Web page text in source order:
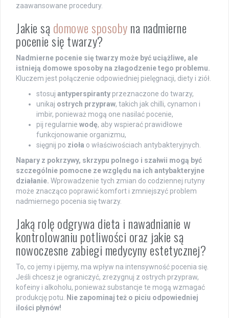
zaawansowane procedury.
Jakie są domowe sposobyna nadmierne
pocenie się twarzy?
Nadmierne pocenie się twarzy może być uciążliwe, ale
istnieją domowe sposoby na złagodzenie tego problemu.
Kluczem jest połączenie odpowiedniej pielęgnacji, diety i ziół.
stosuj antyperspiranty przeznaczone do twarzy,
unikaj ostrych przypraw, takich jak chilli, cynamon i
imbir, ponieważ mogą one nasilać pocenie,
pij regularnie wodę, aby wspierać prawidłowe
funkcjonowanie organizmu,
sięgnij po zioła o właściwościach antybakteryjnych.
Napary z pokrzywy, skrzypu polnego i szałwii mogą być
szczególnie pomocne ze względu na ich antybakteryjne
działanie. Wprowadzenie tych zmian do codziennej rutyny
może znacząco poprawić komfort i zmniejszyć problem
nadmiernego pocenia się twarzy.
Jaką rolę odgrywa dieta i nawadnianie w
kontrolowaniu potliwości oraz jakie są
nowoczesne zabiegi medycyny estetycznej?
To, co jemy i pijemy, ma wpływ na intensywność pocenia się.
Jeśli chcesz je ograniczyć, zrezygnuj z ostrych przypraw,
kofeiny i alkoholu, ponieważ substancje te mogą wzmagać
produkcję potu.
Nie zapominaj też o piciu odpowiedniej
ilości płynów!